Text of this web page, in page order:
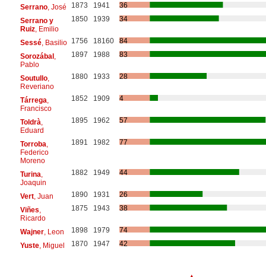
Serrano, José 1873 1941
36
Serrano y
Ruiz, Emilio
1850 1939 34
Sessé, Basilio 1756 18160
84
Sorozábal,
Pablo
1897 1988 83
Soutullo,
Reveriano
1880 1933 28
Tárrega
Francisco
1852 1909 4
Toldrà
Eduard
1895 1962 57
Torroba
Federico
Moreno
1891 1982 77
Turina
Joaquin
1882 1949 44
Vert, Juan 1890 1931
26
Viñes
Ricardo
1875 1943 38
Wajner, Leon 1898 1979
74
Yuste, Miguel 1870 1947 42